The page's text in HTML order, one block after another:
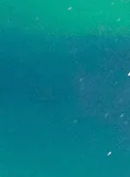
[%title%]